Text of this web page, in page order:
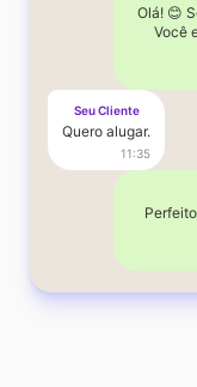
Olá! 😊
Você
Seu Cliente
Quero alugar.
11:35